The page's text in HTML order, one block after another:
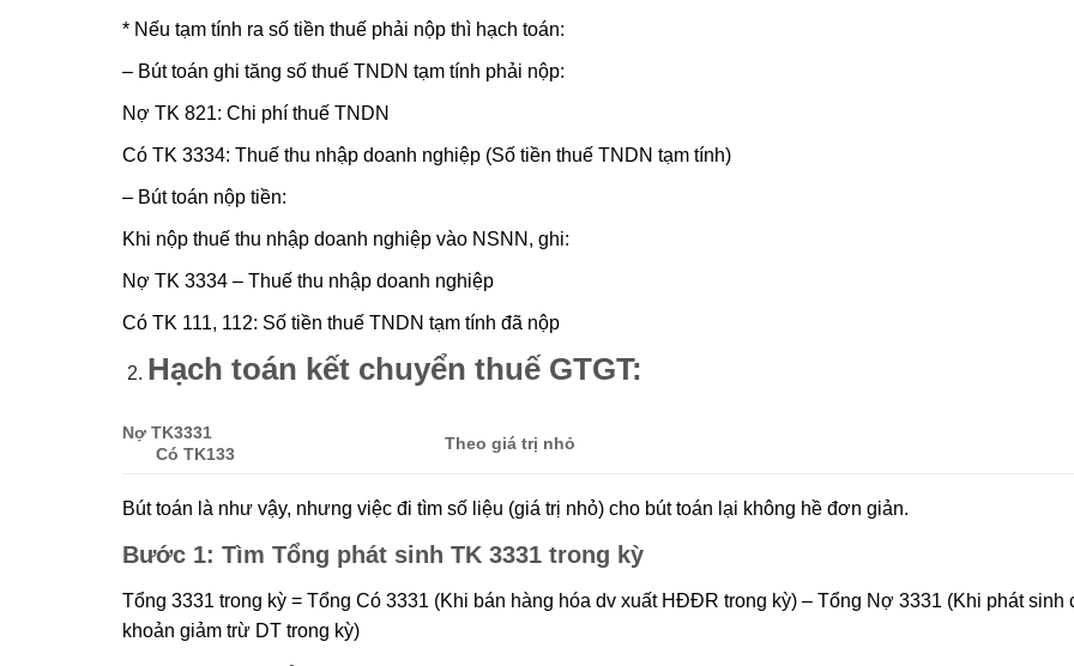
* Nếu tạm tính ra số tiền thuế phải nộp thì hạch toán:
– Bút toán ghi tăng số thuế TNDN tạm tính phải nộp:
Nợ TK 821: Chi phí thuế TNDN
Có TK 3334: Thuế thu nhập doanh nghiệp (Số tiền thuế TNDN tạm tính)
– Bút toán nộp tiền:
Khi nộp thuế thu nhập doanh nghiệp vào NSNN, ghi:
Nợ TK 3334 – Thuế thu nhập doanh nghiệp
Có TK 111, 112: Số tiền thuế TNDN tạm tính đã nộp
Hạch toán kết chuyển thuế GTGT:
Nợ TK3331
Có TK133
Theo giá trị nhỏ
Bút toán là như vậy, nhưng việc đi tìm số liệu (giá trị nhỏ) cho bút toán lại không hề đơn giản.
Bước 1: Tìm Tổng phát sinh TK 3331 trong kỳ
Tổng 3331 trong kỳ = Tổng Có 3331 (Khi bán hàng hóa dv xuất HĐĐR trong kỳ) – Tổng Nợ 3331 (Khi phát sinh
khoản giảm trừ DT trong kỳ)